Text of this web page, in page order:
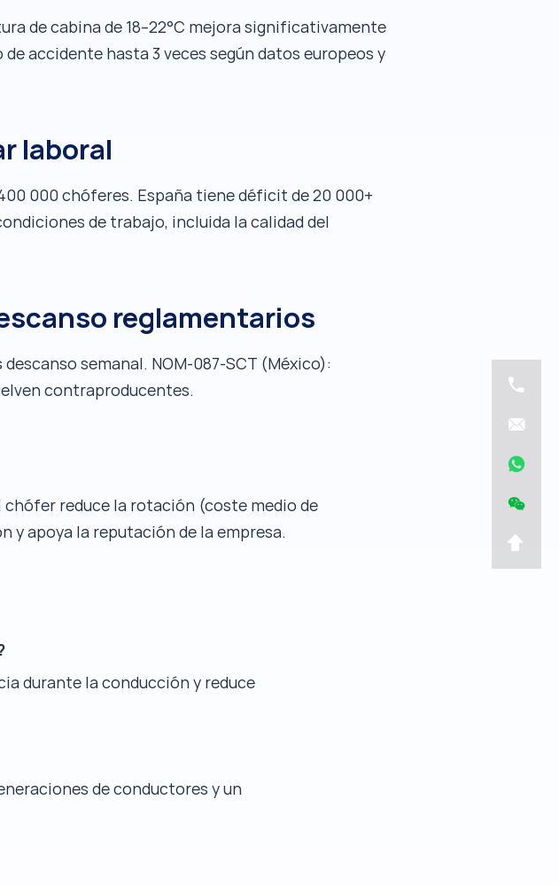
de cabina de 18–22°C mejora significativamente
accidente hasta 3 veces según datos europeos y
laboral
000 chóferes. España tiene déficit de 20 000+
de trabajo, incluida la calidad del
reglamentarios
semanal. NOM-087-SCT (México):
contraproducentes.
reduce la rotación (coste medio de
y apoya la reputación de la empresa.
durante la conducción y reduce
de conductores y un